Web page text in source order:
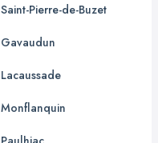
Saint-Pierre-de-Buzet
Gavaudun
Lacaussade
Monflanquin